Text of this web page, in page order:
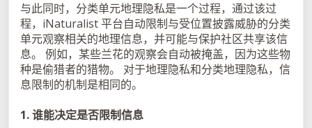
与此同时，分类单元地理隐私是一个过程，通过该过
程，iNaturalist 平台自动限制与受位置披露威胁的分类
单元观察相关的地理信息，并可能与保护社区共享该信
息。 例如，某些兰花的观察会自动被掩盖，因为这些物
种是偷猎者的猎物。 对于地理隐私和分类地理隐私，信
息限制的机制是相同的。
1. 谁能决定是否限制信息